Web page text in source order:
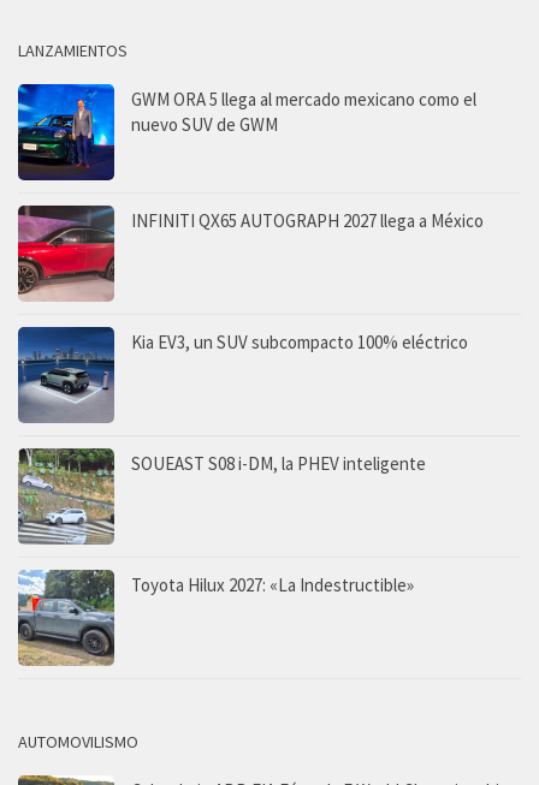
LANZAMIENTOS
GWM ORA 5 llega al mercado mexicano como el
nuevo SUV de GWM
INFINITI QX65 AUTOGRAPH 2027 llega a México
Kia EV3, un SUV subcompacto 100% eléctrico
SOUEAST S08 i-DM, la PHEV inteligente
Toyota Hilux 2027: «La Indestructible»
AUTOMOVILISMO